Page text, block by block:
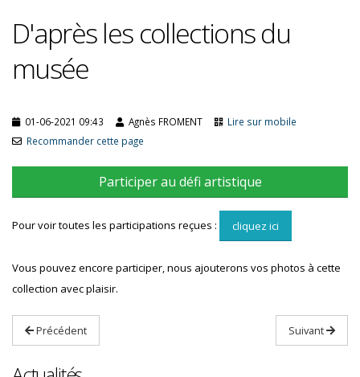
D'après les collections du
musée
01-06-2021 09:43 Agnès FROMENT
Lire sur mobile
Recommander cette page
Participer au défi artistique
Pour voir toutes les participations reçues : cliquez ici
Vous pouvez encore participer, nous ajouterons vos photos à cette
collection avec plaisir.
Précédent Suivant